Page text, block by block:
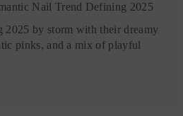
Nail Trend Defining 2025
2025 by storm with their dreamy
pinks, and a mix of playful